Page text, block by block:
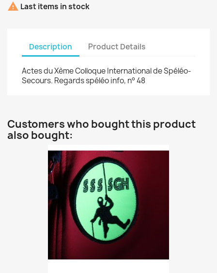
 Last items in stock
Description Product Details
Actes du Xème Colloque International de Spéléo-
Secours. Regards spéléo info, n° 48
Customers who bought this product
also bought: